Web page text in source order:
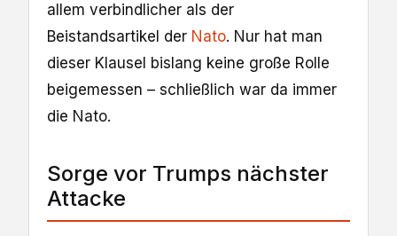
allem verbindlicher als der
Beistandsartikel der Nato. Nur hat man
dieser Klausel bislang keine große Rolle
beigemessen – schließlich war da immer
die Nato.
Sorge vor Trumps nächster
Attacke